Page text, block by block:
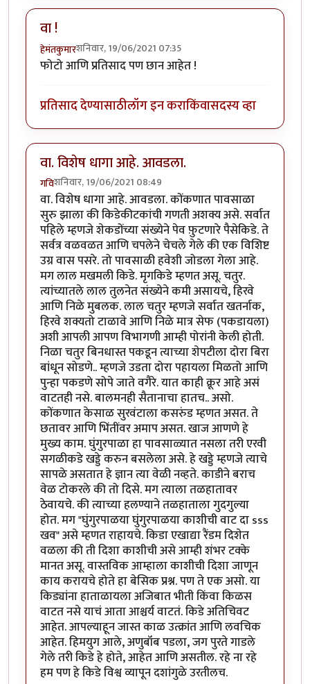
वा !
हेमंतकुमारशनिवार, 19/06/2021 07:35
फोटो आणि प्रतिसाद पण छान आहेत !
प्रतिसाद देण्यासाठीलॉग इन कराकिंवासदस्य व्हा
वा. विशेष धागा आहे. आवडला.
गविशनिवार, 19/06/2021 08:49
वा. विशेष धागा आहे. आवडला. कोंकणात पावसाळा
सुरु झाला की किडेकीटकांची गणती अशक्य असे. सर्वात
पहिले म्हणजे शेकडोंच्या संख्येने पेव फ़ुटणारे पैसेकिडे. ते
सर्वत्र वळवळत आणि चपलेने चेचले गेले की एक विशिष्ट
उग्र वास पसरे. तो पावसाळी हवेशी जोडला गेला आहे.
मग लाल मखमली किडे. मृगकिडे म्हणत असू. चतुर.
त्यांच्यातले लाल तुलनेत संख्येने कमी असायचे, हिरवे
आणि निळे मुबलक. लाल चतुर म्हणजे सर्वात खतर्नाक,
हिरवे शक्यतो टाळावे आणि निळे मात्र सेफ (पकडायला)
अशी आपली आपण विभागणी आम्ही पोरांनी केली होती.
निळा चतुर बिनधास्त पकडून त्याच्या शेपटीला दोरा बिरा
बांधून सोडणे.. म्हणजे उडता दोरा पहायला मिळतो आणि
पुन्हा पकडणे सोपे जाते वगैरे. यात काही क्रूर आहे असं
वाटतही नसे. बालमनही सैतानाचा हातच.. असो.
कोंकणात केसाळ सुरवंटाला कसरुंड म्हणत असत. ते
छतावर आणि भिंतींवर अमाप असत. खाज आणणे हे
मुख्य काम. घुंगुरपाळा हा पावसाळ्यात नसला तरी एरवी
सगळीकडे खड्डे करुन बसलेला असे. हे खड्डे म्हणजे त्याचे
सापळे असतात हे ज्ञान त्या वेळी नव्हते. काडीने बराच
वेळ टोकरले की तो दिसे. मग त्याला तळहातावर
ठेवायचे. की त्याच्या हलण्याने तळहाताला गुदगुल्या
होत. मग "घुंगुरपाळया घुंगुरपाळया काशीची वाट दा sss
खव" असे म्हणत राहायचे. किडा एखाद्या रैंडम दिशेत
वळला की ती दिशा काशीची असे आम्ही शंभर टक्के
मानत असू. वास्तविक आम्हाला काशीची दिशा जाणून
काय करायचे होते हा बेसिक प्रश्न. पण ते एक असो. या
किड्यांना हाताळायला अजिबात भीती किंवा किळस
वाटत नसे याचं आता आश्चर्य वाटतं. किडे अतिचिवट
आहेत. आपल्याहून जास्त काळ उत्क्रांत आणि लवचिक
आहेत. हिमयुग आले, अणुबॉंब पडला, जग पुरते गाडले
गेले तरी किडे हे होते, आहेत आणि असतील. रहे ना रहे
हम पण हे किडे विश्व व्यापून दशांगुळे उरतीलच.